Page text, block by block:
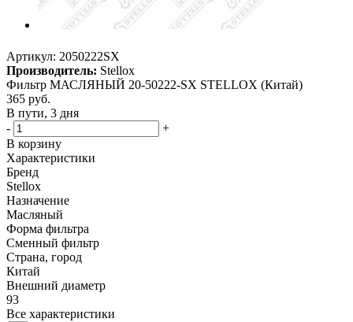
Артикул: 2050222SX
Производитель: Stellox
Фильтр МАСЛЯНЫЙ 20-50222-SX STELLOX (Китай)
365 руб.
В пути, 3 дня
-
+
В корзину
Характеристики
Бренд
Stellox
Назначение
Масляный
Форма фильтра
Сменный фильтр
Страна, город
Китай
Внешний диаметр
93
Все характеристики